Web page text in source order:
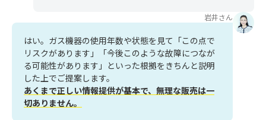
岩井さん
はい。ガス機器の使用年数や状態を見て「この点で
リスクがあります」「今後このような故障につなが
る可能性があります」といった根拠をきちんと説明
した上でご提案します。
あくまで正しい情報提供が基本で、無理な販売は一
切ありません。